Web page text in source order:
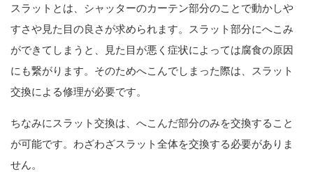
スラットとは、シャッターのカーテン部分のことで動かしや
すさや見た目の良さが求められます。スラット部分にへこみ
ができてしまうと、見た目が悪く症状によっては腐食の原因
にも繋がります。そのためへこんでしまった際は、スラット
交換による修理が必要です。
ちなみにスラット交換は、へこんだ部分のみを交換すること
が可能です。わざわざスラット全体を交換する必要がありま
せん。